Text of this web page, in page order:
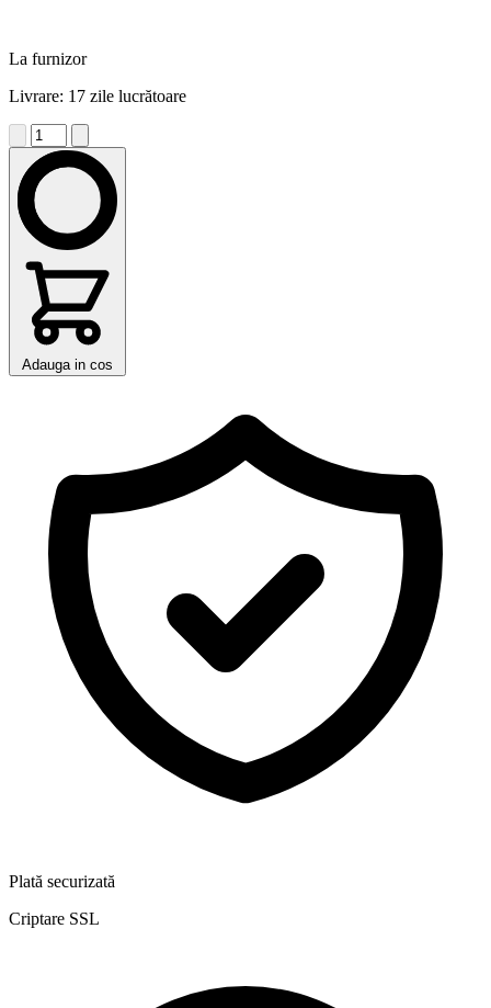
La furnizor
Livrare: 17 zile lucrătoare
Adauga in cos
Plată securizată
Criptare SSL